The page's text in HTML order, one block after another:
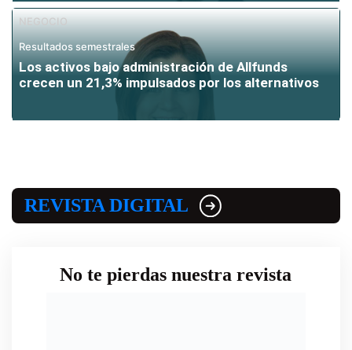
NEGOCIO
Resultados semestrales
Los activos bajo administración de Allfunds
crecen un 21,3% impulsados por los alternativos
REVISTA DIGITAL
No te pierdas nuestra revista